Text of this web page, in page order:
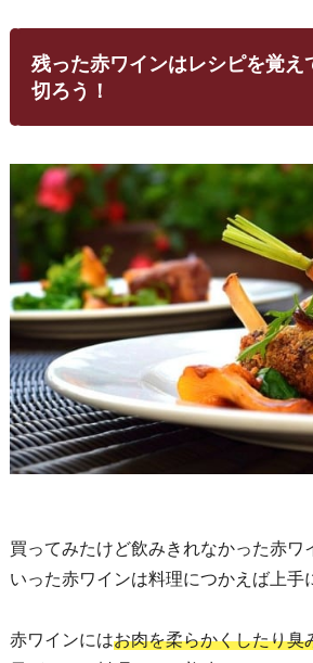
残った赤ワインはレシピを覚え
切ろう！
買ってみたけど飲みきれなかった赤ワ
いった赤ワインは料理につかえば上手
赤ワインにはお肉を柔らかくしたり臭